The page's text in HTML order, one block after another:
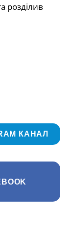
розділив
КАНАЛ